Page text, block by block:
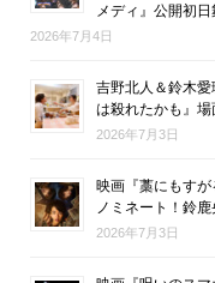
メディ』公開初
2026年7月4日
吉野北人＆鈴木
は殺れたかも』
2026年7月3日
映画『藁にもす
ノミネート！鈴
2026年7月3日